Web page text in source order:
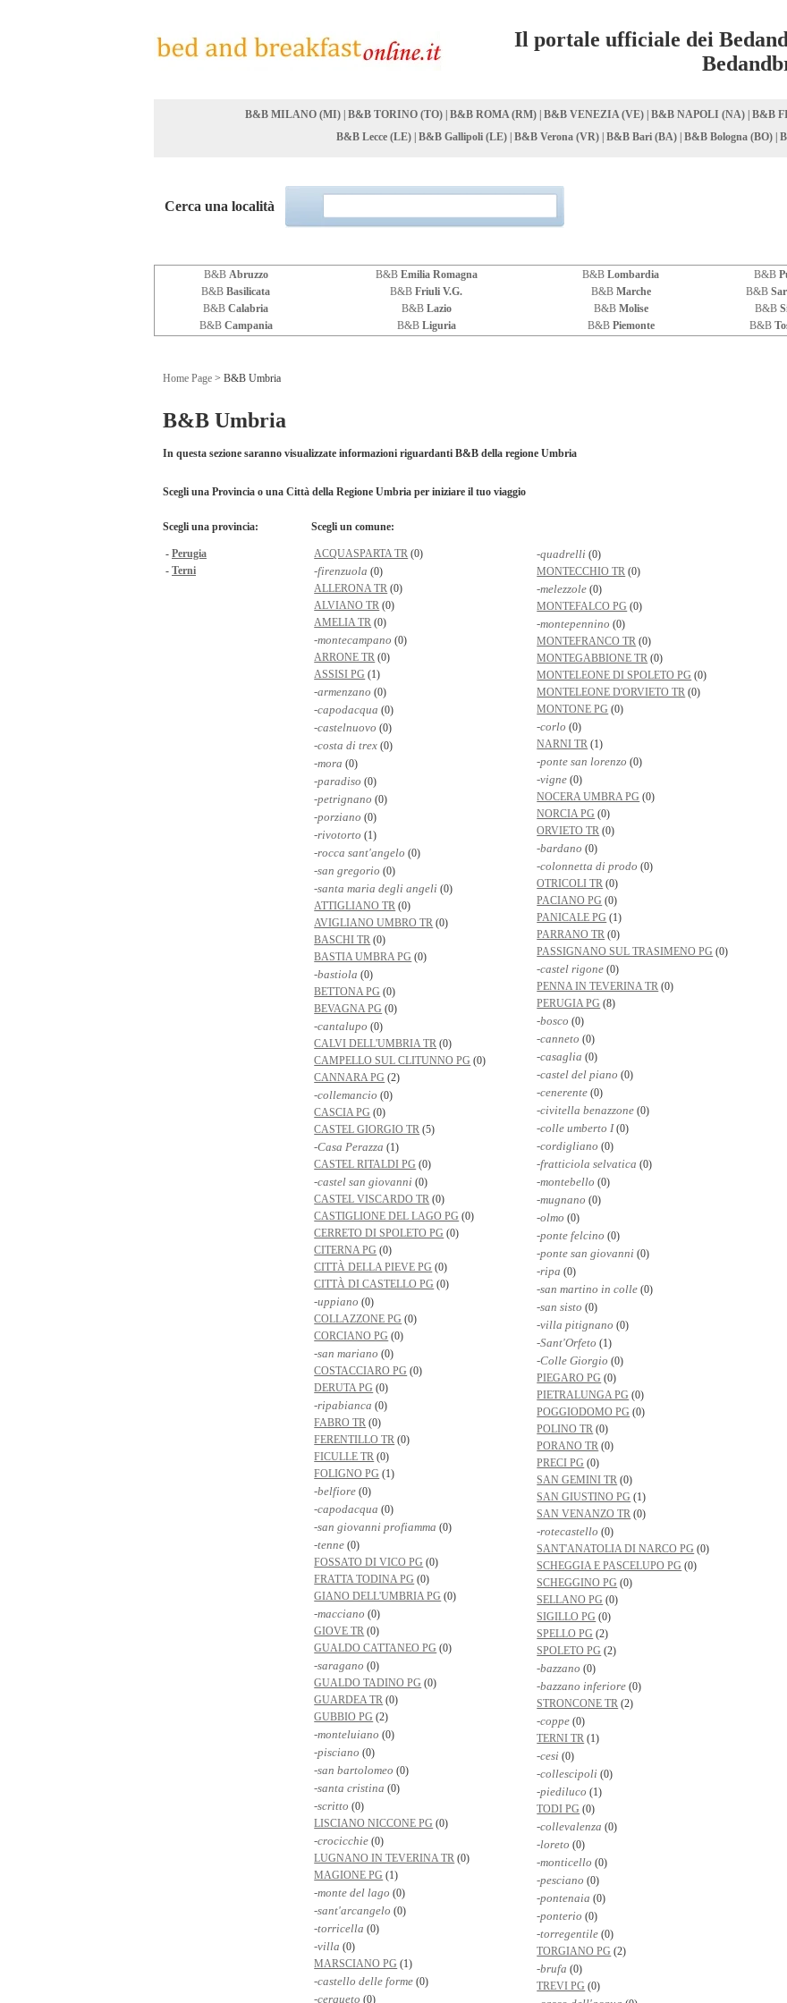
Il portale ufficiale dei
B&B MILANO (MI) B&B TORINO (TO) B&B ROMA (RM) B&B VENEZIA (VE) B&B NAPOLI (NA) B&B
B&B Lecce (LE) B&B Gallipoli (LE) B&B Verona (VR) B&B Bari (BA) B&B Bologna (BO)
Cerca una località
B&B Abruzzo B&B Emilia Romagna B&B Lombardia B&B
B&B Basilicata B&B Friuli V.G. B&B Marche B&B
B&B Calabria B&B Lazio B&B Molise B&B
B&B Campania B&B Liguria B&B Piemonte B&B
Home Page > B&B Umbria
B&B Umbria
In questa sezione saranno visualizzate informazioni riguardanti B&B della regione Umbria
Scegli una Provincia o una Città della Regione Umbria per iniziare il tuo viaggio
Scegli una provincia:
- Perugia
- Terni
Scegli un comune:
ACQUASPARTA TR (0)
-firenzuola (0)
ALLERONA TR (0)
ALVIANO TR (0)
AMELIA TR (0)
-montecampano (0)
ARRONE TR (0)
ASSISI PG (1)
-armenzano (0)
-capodacqua (0)
-castelnuovo (0)
-costa di trex (0)
-mora (0)
-paradiso (0)
-petrignano (0)
-porziano (0)
-rivotorto (1)
-rocca sant'angelo (0)
-san gregorio (0)
-santa maria degli angeli (0)
ATTIGLIANO TR (0)
AVIGLIANO UMBRO TR (0)
BASCHI TR (0)
BASTIA UMBRA PG (0)
-bastiola (0)
BETTONA PG (0)
BEVAGNA PG (0)
-cantalupo (0)
CALVI DELL'UMBRIA TR (0)
CAMPELLO SUL CLITUNNO PG (0)
CANNARA PG (2)
-collemancio (0)
CASCIA PG (0)
CASTEL GIORGIO TR (5)
-Casa Perazza (1)
CASTEL RITALDI PG (0)
-castel san giovanni (0)
CASTEL VISCARDO TR (0)
CASTIGLIONE DEL LAGO PG (0)
CERRETO DI SPOLETO PG (0)
CITERNA PG (0)
CITTÀ DELLA PIEVE PG (0)
CITTÀ DI CASTELLO PG (0)
-uppiano (0)
COLLAZZONE PG (0)
CORCIANO PG (0)
-san mariano (0)
COSTACCIARO PG (0)
DERUTA PG (0)
-ripabianca (0)
FABRO TR (0)
FERENTILLO TR (0)
FICULLE TR (0)
FOLIGNO PG (1)
-belfiore (0)
-capodacqua (0)
-san giovanni profiamma (0)
-tenne (0)
FOSSATO DI VICO PG (0)
FRATTA TODINA PG (0)
GIANO DELL'UMBRIA PG (0)
-macciano (0)
GIOVE TR (0)
GUALDO CATTANEO PG (0)
-saragano (0)
GUALDO TADINO PG (0)
GUARDEA TR (0)
GUBBIO PG (2)
-monteluiano (0)
-pisciano (0)
-san bartolomeo (0)
-santa cristina (0)
-scritto (0)
LISCIANO NICCONE PG (0)
-crocicchie (0)
LUGNANO IN TEVERINA TR (0)
MAGIONE PG (1)
-monte del lago (0)
-sant'arcangelo (0)
-torricella (0)
-villa (0)
MARSCIANO PG (1)
-castello delle forme (0)
-cerqueto (0)
-quadrelli (0)
MONTECCHIO TR (0)
-melezzole (0)
MONTEFALCO PG (0)
-montepennino (0)
MONTEFRANCO TR (0)
MONTEGABBIONE TR (0)
MONTELEONE DI SPOLETO PG (0)
MONTELEONE D'ORVIETO TR (0)
MONTONE PG (0)
-corlo (0)
NARNI TR (1)
-ponte san lorenzo (0)
-vigne (0)
NOCERA UMBRA PG (0)
NORCIA PG (0)
ORVIETO TR (0)
-bardano (0)
-colonnetta di prodo (0)
OTRICOLI TR (0)
PACIANO PG (0)
PANICALE PG (1)
PARRANO TR (0)
PASSIGNANO SUL TRASIMENO PG (0)
-castel rigone (0)
PENNA IN TEVERINA TR (0)
PERUGIA PG (8)
-bosco (0)
-canneto (0)
-casaglia (0)
-castel del piano (0)
-cenerente (0)
-civitella benazzone (0)
-colle umberto I(0)
-cordigliano (0)
-fratticiola selvatica(0)
-montebello (0)
-mugnano (0)
-olmo (0)
-ponte felcino (0)
-ponte san giovanni (0)
-ripa (0)
-san martino in colle (0)
-san sisto (0)
-villa pitignano (0)
-Sant'Orfeto (1)
-Colle Giorgio (0)
PIEGARO PG (0)
PIETRALUNGA PG (0)
POGGIODOMO PG (0)
POLINO TR (0)
PORANO TR (0)
PRECI PG (0)
SAN GEMINI TR (0)
SAN GIUSTINO PG (1)
SAN VENANZO TR (0)
-rotecastello (0)
SANT'ANATOLIA DI NARCO PG (0)
SCHEGGIA E PASCELUPO PG (0)
SCHEGGINO PG (0)
SELLANO PG (0)
SIGILLO PG (0)
SPELLO PG (2)
SPOLETO PG (2)
-bazzano (0)
-bazzano inferiore (0)
STRONCONE TR (2)
-coppe (0)
TERNI TR (1)
-cesi (0)
-collescipoli (0)
-piediluco (1)
TODI PG (0)
-collevalenza (0)
-loreto (0)
-monticello (0)
-pesciano (0)
-pontenaia (0)
-ponterio (0)
-torregentile (0)
TORGIANO PG (2)
-brufa (0)
TREVI PG (0)